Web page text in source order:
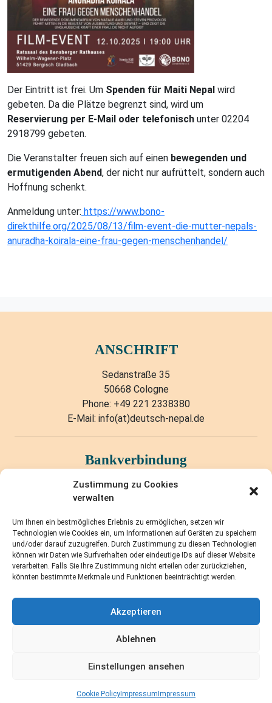
Zustimmung zu Cookies
verwalten
Um Ihnen ein bestmögliches Erlebnis zu ermöglichen, setzen wir
Technologien wie Cookies ein, um Informationen auf Geräten zu speichern
und/oder darauf zuzugreifen. Durch Zustimmung zu diesen Technologien
können wir Daten wie Surfverhalten oder eindeutige IDs auf dieser Website
verarbeiten. Falls Sie Ihre Zustimmung nicht erteilen oder zurückziehen,
könnten bestimmte Merkmale und Funktionen beeinträchtigt werden.
Akzeptieren
Ablehnen
Einstellungen ansehen
Cookie Policy Impressum Impressum
Der Eintritt ist frei. Um Spenden für Maiti Nepal wird
gebeten. Da die Plätze begrenzt sind, wird um
Reservierung per E-Mail oder telefonisch unter 02204
2918799 gebeten.
Die Veranstalter freuen sich auf einen bewegenden und
ermutigenden Abend, der nicht nur aufrüttelt, sondern auch
Hoffnung schenkt.
Anmeldung unter: https://www.bono-
direkthilfe.org/2025/08/13/film-event-die-mutter-nepals-
anuradha-koirala-eine-frau-gegen-menschenhandel/
ANSCHRIFT
Sedanstraße 35
50668 Cologne
Phone: +49 221 2338380
E-Mail: info(at)deutsch-nepal.de
Bankverbindung
Sparkasse KölnBonn
IBAN: DE14 3705 0198 1980 0084 92
Quick Links
Unsere Ziele
Cookie Policy
Impressum
© 2026 Deutsch-Nepalische Gesellschaft e.V.